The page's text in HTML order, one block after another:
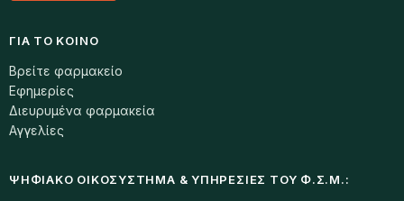
ΓΙΑ ΤΟ ΚΟΙΝΌ
Βρείτε φαρμακείο
Εφημερίες
Διευρυμένα φαρμακεία
Αγγελίες
ΨΗΦΙΑΚΌ ΟΙΚΟΣΎΣΤΗΜΑ & ΥΠΗΡΕΣΊΕΣ ΤΟΥ Φ.Σ.Μ.: